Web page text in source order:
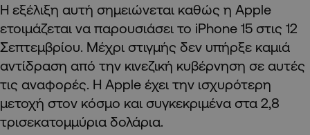
Η εξέλιξη αυτή σημειώνεται καθώς η Apple
ετοιμάζεται να παρουσιάσει το iPhone 15 στις 12
Σεπτεμβρίου. Μέχρι στιγμής δεν υπήρξε καμιά
αντίδραση από την κινεζική κυβέρνηση σε αυτές
τις αναφορές. Η Apple έχει την ισχυρότερη
μετοχή στον κόσμο και συγκεκριμένα στα 2,8
τρισεκατομμύρια δολάρια.